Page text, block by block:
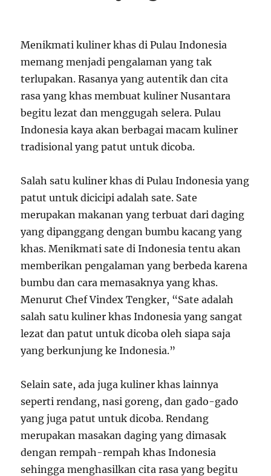
Menikmati kuliner khas di Pulau Indonesia
memang menjadi pengalaman yang tak
terlupakan. Rasanya yang autentik dan cita
rasa yang khas membuat kuliner Nusantara
begitu lezat dan menggugah selera. Pulau
Indonesia kaya akan berbagai macam kuliner
tradisional yang patut untuk dicoba.
Salah satu kuliner khas di Pulau Indonesia yang
patut untuk dicicipi adalah sate. Sate
merupakan makanan yang terbuat dari daging
yang dipanggang dengan bumbu kacang yang
khas. Menikmati sate di Indonesia tentu akan
memberikan pengalaman yang berbeda karena
bumbu dan cara memasaknya yang khas.
Menurut Chef Vindex Tengker, “Sate adalah
salah satu kuliner khas Indonesia yang sangat
lezat dan patut untuk dicoba oleh siapa saja
yang berkunjung ke Indonesia.”
Selain sate, ada juga kuliner khas lainnya
seperti rendang, nasi goreng, dan gado-gado
yang juga patut untuk dicoba. Rendang
merupakan masakan daging yang dimasak
dengan rempah-rempah khas Indonesia
sehingga menghasilkan cita rasa yang begitu